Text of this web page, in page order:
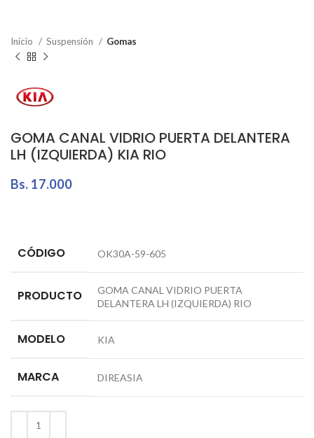
Inicio Suspensión Gomas
GOMA CANAL VIDRIO PUERTA DELANTERA
LH (IZQUIERDA) KIA RIO
Bs. 17.000
CÓDIGO OK30A-59-605
PRODUCTO
GOMA CANAL VIDRIO PUERTA
DELANTERA LH (IZQUIERDA) RIO
MODELO KIA
MARCA DIREASIA